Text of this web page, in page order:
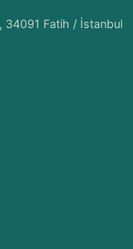
34091 Fatih / İstanbul